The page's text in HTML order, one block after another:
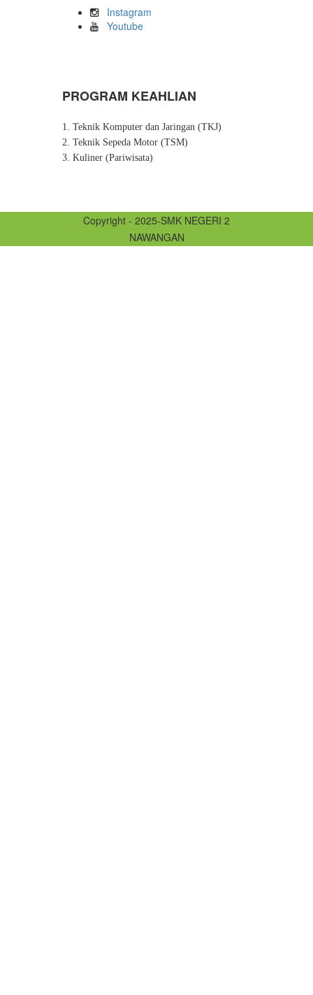
Instagram
Youtube
PROGRAM KEAHLIAN
1. Teknik Komputer dan Jaringan (TKJ)
2. Teknik Sepeda Motor (TSM)
3. Kuliner (Pariwisata)
Copyright - 2025-SMK NEGERI 2
NAWANGAN